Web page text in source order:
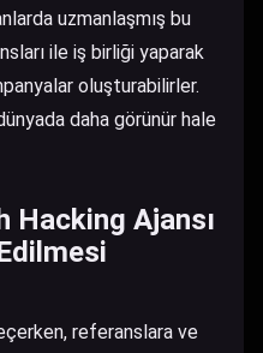
uzmanlaşmış bu
ile iş birliği yaparak
oluşturabilirler.
daha görünür hale
Hacking Ajansı
referanslara ve